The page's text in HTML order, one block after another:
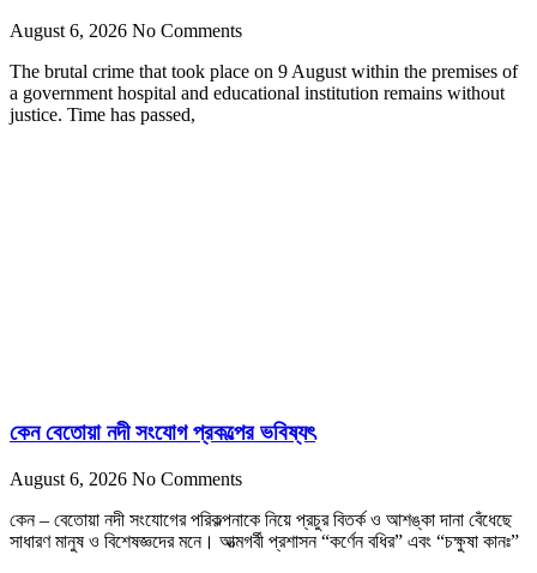
August 6, 2026 No Comments
The brutal crime that took place on 9 August within the premises of
a government hospital and educational institution remains without
justice. Time has passed,
কেন বেতোয়া নদী সংযোগ প্রকল্পের ভবিষ্যৎ
August 6, 2026 No Comments
কেন – বেতোয়া নদী সংযোগের পরিকল্পনাকে নিয়ে প্রচুর বিতর্ক ও আশঙ্কা দানা বেঁধেছে
সাধারণ মানুষ ও বিশেষজ্ঞদের মনে। আত্মগর্বী প্রশাসন “কর্ণেন বধির” এবং “চক্ষুষা কানঃ”